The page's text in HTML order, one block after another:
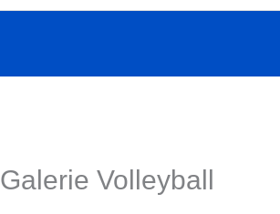
Galerie Volleyball